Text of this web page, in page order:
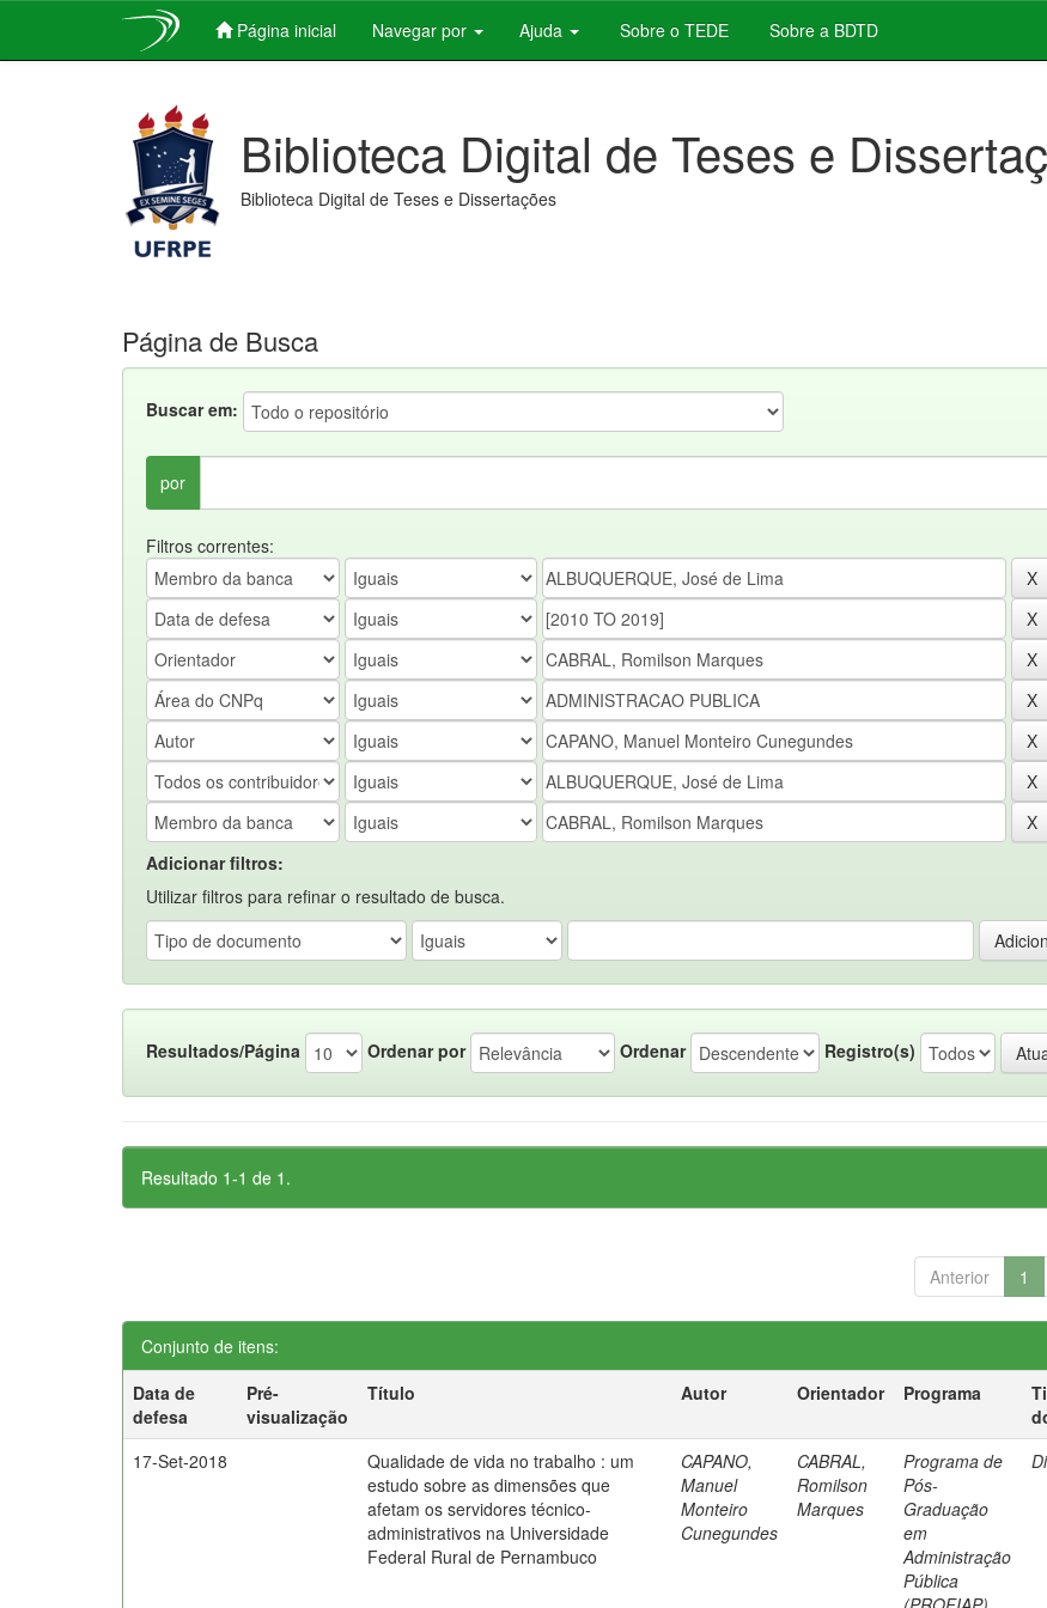
Página inicial Navegar por Ajuda Sobre o TEDE Sobre a BDTD
Biblioteca Digital de Teses e
Biblioteca Digital de Teses e Dissertações
Página de Busca
Buscar em:
por
Filtros correntes:
Adicionar filtros:
Utilizar filtros para refinar o resultado de busca.
Resultados/Página Ordenar por Ordenar Registro(s)
Resultado 1-1 de 1.
Anterior 1
Conjunto de itens:
Data de
defesa
Pré-
visualização
Título Autor Orientador Programa
17-Set-2018
Qualidade de vida no trabalho : um
estudo sobre as dimensões que
afetam os servidores técnico-
administrativos na Universidade
Federal Rural de Pernambuco
CAPANO,
Manuel
Monteiro
Cunegundes
CABRAL,
Romilson
Marques
Programa de
Pós-
Graduação
em
Administração
Pública